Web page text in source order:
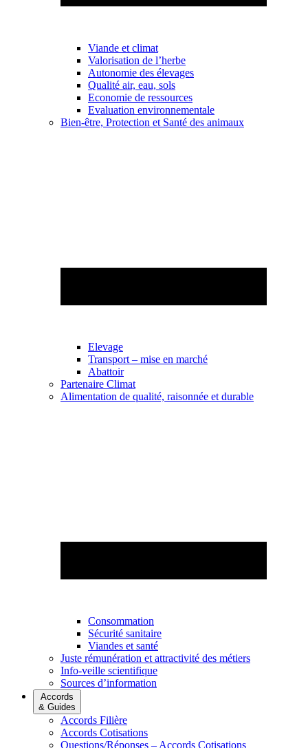
Viande et climat
Valorisation de l’herbe
Autonomie des élevages
Qualité air, eau, sols
Economie de ressources
Evaluation environnementale
Bien-être, Protection et Santé des animaux
Elevage
Transport – mise en marché
Abattoir
Partenaire Climat
Alimentation de qualité, raisonnée et durable
Consommation
Sécurité sanitaire
Viandes et santé
Juste rémunération et attractivité des métiers
Info-veille scientifique
Sources d’information
Accords
& Guides
Accords Filière
Accords Cotisations
Questions/Réponses – Accords Cotisations